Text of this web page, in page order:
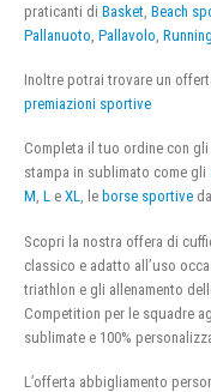
praticanti di Basket Beach
Pallanuoto Pallavolo Running
Inoltre potrai trovare un
premiazioni sportive
Completa il tuo ordine con
stampa in sublimato come gli
M, L e XL, le borse sportive da
Scopri la nostra offera di
classico e adatto all’uso
triathlon e gli allenamento
Competition per le squadre
sublimate e 100%
L’offerta abbigliamento